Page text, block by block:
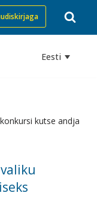
Eesti
kutse andja